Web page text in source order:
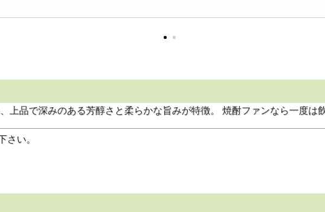
上品で深みのある芳醇さと柔らかな旨みが特徴。 焼酎ファンなら一度は
さい。